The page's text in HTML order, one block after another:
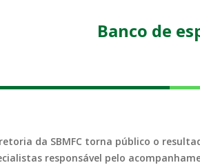
Banco de
da SBMFC torna público o
responsável pelo